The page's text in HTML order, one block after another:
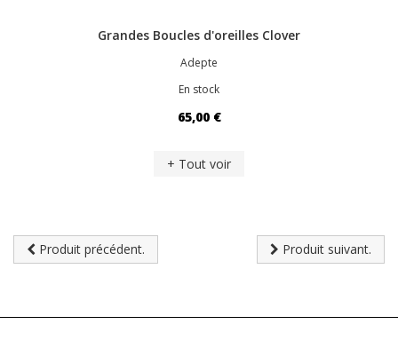
Grandes Boucles d'oreilles Clover
Adepte
En stock
65,00 €
+ Tout voir
Produit précédent. Produit suivant.